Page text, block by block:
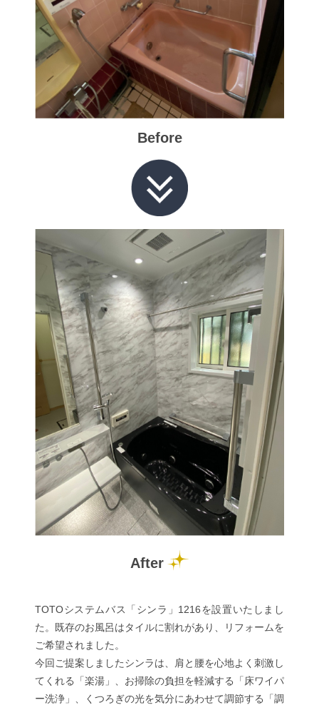
Before
After
TOTOシステムバス「シンラ」1216を設置いたしまし
た。既存のお風呂はタイルに割れがあり、リフォームを
ご希望されました。
今回ご提案しましたシンラは、肩と腰を心地よく刺激し
てくれる「楽湯」、お掃除の負担を軽減する「床ワイパ
ー洗浄」、くつろぎの光を気分にあわせて調節する「調